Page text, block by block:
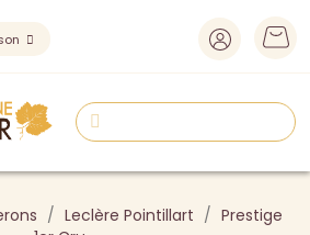
Leclère Pointillart
Prestige